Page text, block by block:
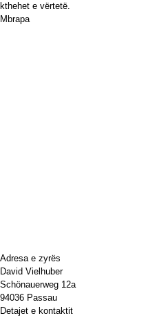
kthehet e vërtetë.
Mbrapa
Adresa e zyrës
David Vielhuber
Schönauerweg 12a
94036 Passau
Detajet e kontaktit